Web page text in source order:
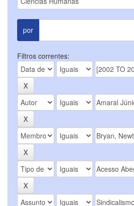
por
Filtros correntes: